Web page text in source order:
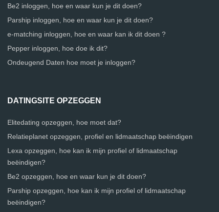
Be2 inloggen, hoe en waar kun je dit doen?
Parship inloggen, hoe en waar kun je dit doen?
e-matching inloggen, hoe en waar kan ik dit doen ?
Pepper inloggen, hoe doe ik dit?
Ondeugend Daten hoe moet je inloggen?
DATINGSITE OPZEGGEN
Elitedating opzeggen, hoe moet dat?
Relatieplanet opzeggen, profiel en lidmaatschap beëindigen
Lexa opzeggen, hoe kan ik mijn profiel of lidmaatschap
beëindigen?
Be2 opzeggen, hoe en waar kun je dit doen?
Parship opzeggen, hoe kan ik mijn profiel of lidmaatschap
beëindigen?